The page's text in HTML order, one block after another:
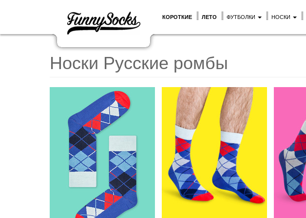
КОРОТКИЕ ЛЕТО ФУТБОЛКИ НОСКИ
Носки Русские ромбы